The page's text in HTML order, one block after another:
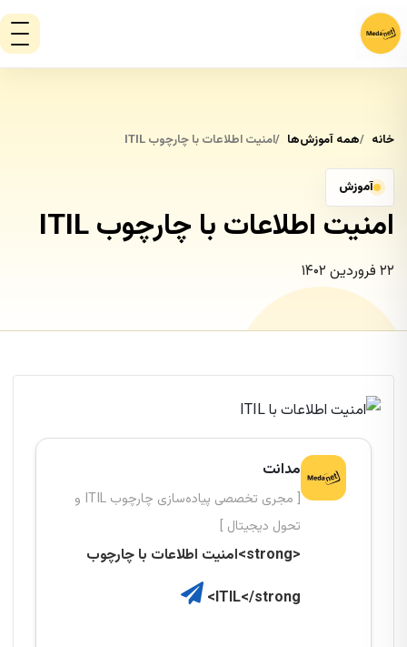
خانه همه آموزش‌ها امنیت اطلاعات با چارچوب ITIL
آموزش
امنیت اطلاعات با چارچوب ITIL
۲۲ فروردین ۱۴۰۲
مدانت
[ مجری تخصصی پیاده‌سازی چارچوب ITIL و
تحول دیجیتال ]
<strong>امنیت اطلاعات با چارچوب
ITIL</strong>